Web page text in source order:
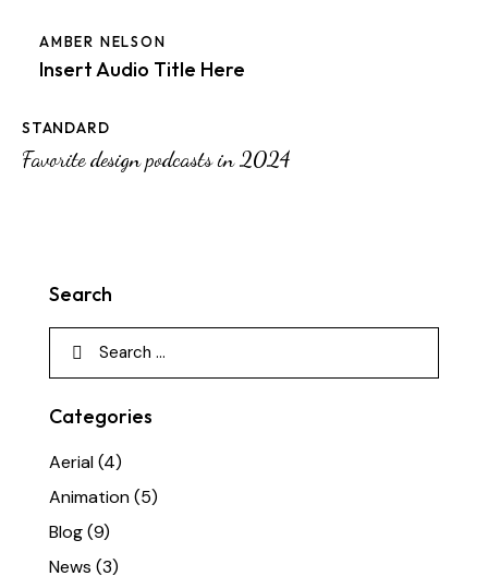
AMBER NELSON
Insert Audio Title Here
STANDARD
Favorite design podcasts in 2024
Search
Categories
Aerial(4)
Animation(5)
Blog(9)
News (3)